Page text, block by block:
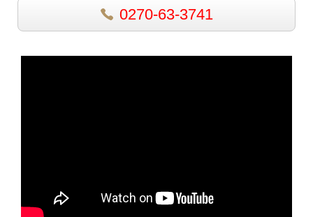
0270-63-3741